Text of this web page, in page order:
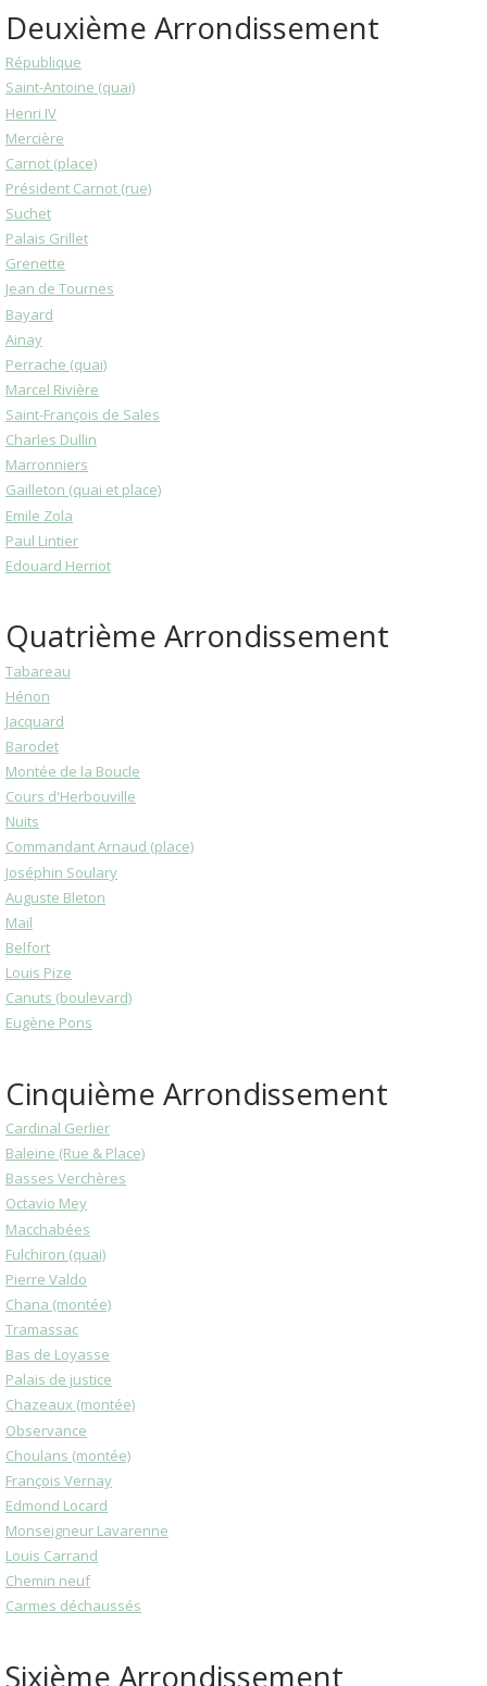
Deuxième Arrondissement
République
Saint-Antoine (quai)
Henri IV
Mercière
Carnot (place)
Président Carnot (rue)
Suchet
Palais Grillet
Grenette
Jean de Tournes
Bayard
Ainay
Perrache (quai)
Marcel Rivière
Saint-François de Sales
Charles Dullin
Marronniers
Gailleton (quai et place)
Emile Zola
Paul Lintier
Edouard Herriot
Quatrième Arrondissement
Tabareau
Hénon
Jacquard
Barodet
Montée de la Boucle
Cours d'Herbouville
Nuits
Commandant Arnaud (place)
Joséphin Soulary
Auguste Bleton
Mail
Belfort
Louis Pize
Canuts (boulevard)
Eugène Pons
Cinquième Arrondissement
Cardinal Gerlier
Baleine (Rue & Place)
Basses Verchères
Octavio Mey
Macchabées
Fulchiron (quai)
Pierre Valdo
Chana (montée)
Tramassac
Bas de Loyasse
Palais de justice
Chazeaux (montée)
Observance
Choulans (montée)
François Vernay
Edmond Locard
Monseigneur Lavarenne
Louis Carrand
Chemin neuf
Carmes déchaussés
Sixième Arrondissement